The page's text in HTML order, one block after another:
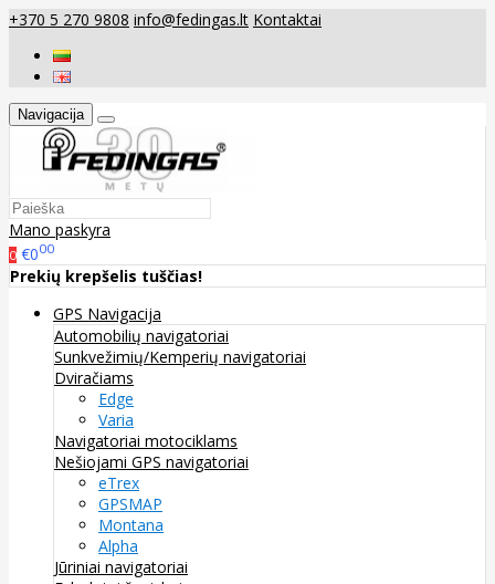
+370 5 270 9808 info@fedingas.lt Kontaktai
Navigacija
Mano paskyra
0 €000
Prekių krepšelis tuščias!
GPS Navigacija
Automobilių navigatoriai
Sunkvežimių/Kemperių navigatoriai
Dviračiams
Edge
Varia
Navigatoriai motociklams
Nešiojami GPS navigatoriai
eTrex
GPSMAP
Montana
Alpha
Jūriniai navigatoriai